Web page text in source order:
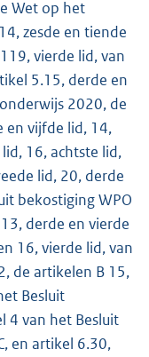
Wet op het
zesde en tiende
vierde lid, van
5.15, derde en
2020, de
en vijfde lid, 14,
16, achtste lid,
lid, 20, derde
bekostiging WPO
derde en vierde
16, vierde lid, van
de artikelen B 15,
Besluit
4 van het Besluit
en artikel 6.30,